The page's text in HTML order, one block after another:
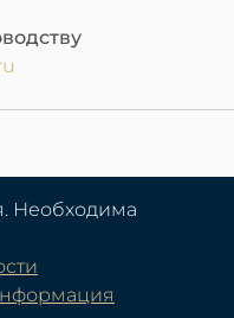
Необходима